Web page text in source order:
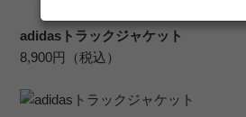
adidasトラックジャケット
8,900円（税込）